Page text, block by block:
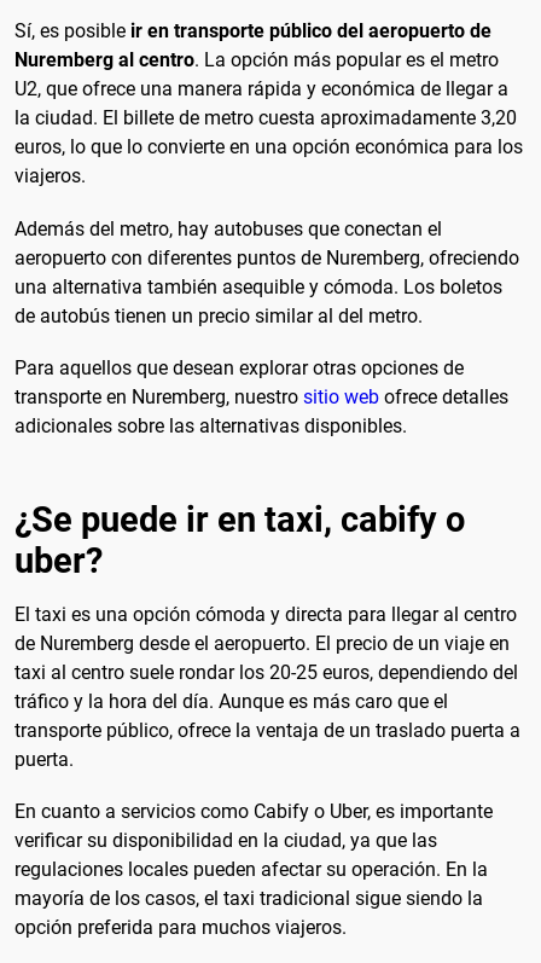
Sí, es posible ir en transporte público del aeropuerto de
Nuremberg al centro. La opción más popular es el metro
U2, que ofrece una manera rápida y económica de llegar a
la ciudad. El billete de metro cuesta aproximadamente 3,20
euros, lo que lo convierte en una opción económica para los
viajeros.
Además del metro, hay autobuses que conectan el
aeropuerto con diferentes puntos de Nuremberg, ofreciendo
una alternativa también asequible y cómoda. Los boletos
de autobús tienen un precio similar al del metro.
Para aquellos que desean explorar otras opciones de
transporte en Nuremberg, nuestro sitio web ofrece detalles
adicionales sobre las alternativas disponibles.
¿Se puede ir en taxi, cabify o
uber?
El taxi es una opción cómoda y directa para llegar al centro
de Nuremberg desde el aeropuerto. El precio de un viaje en
taxi al centro suele rondar los 20-25 euros, dependiendo del
tráfico y la hora del día. Aunque es más caro que el
transporte público, ofrece la ventaja de un traslado puerta a
puerta.
En cuanto a servicios como Cabify o Uber, es importante
verificar su disponibilidad en la ciudad, ya que las
regulaciones locales pueden afectar su operación. En la
mayoría de los casos, el taxi tradicional sigue siendo la
opción preferida para muchos viajeros.